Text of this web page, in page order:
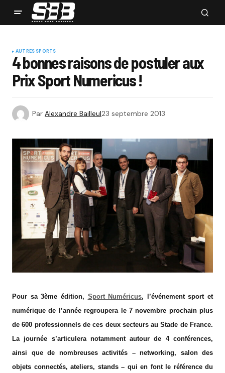
AUTRES SPORTS
4 bonnes raisons de postuler aux
Prix Sport Numericus !
Par Alexandre Bailleul23 septembre 2013
Pour sa 3ème édition, Sport Numéricus, l’événement sport et
numérique de l’année regroupera le 7 novembre prochain plus
de 600 professionnels de ces deux secteursau Stade de France.
La journée s’articulera notamment autour de 4 conférences,
ainsi que de nombreuses activités – networking, salon des
objets connectés, ateliers, stands – qui en font le référence du